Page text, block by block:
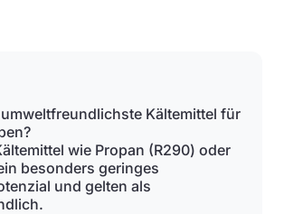
Kältemittel für
wie Propan (R290) oder
besonders geringes
und gelten als